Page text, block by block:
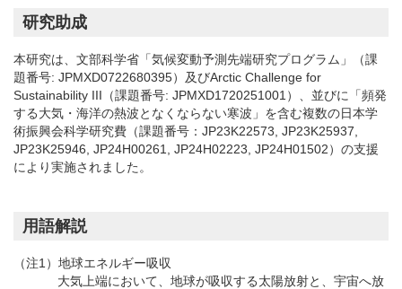
研究助成
本研究は、文部科学省「気候変動予測先端研究プログラム」（課
題番号: JPMXD0722680395）及びArctic Challenge for
Sustainability III（課題番号: JPMXD1720251001）、並びに「頻発
する大気・海洋の熱波となくならない寒波」を含む複数の日本学
術振興会科学研究費（課題番号：JP23K22573, JP23K25937,
JP23K25946, JP24H00261, JP24H02223, JP24H01502）の支援
により実施されました。
用語解説
（注1）地球エネルギー吸収
大気上端において、地球が吸収する太陽放射と、宇宙へ放